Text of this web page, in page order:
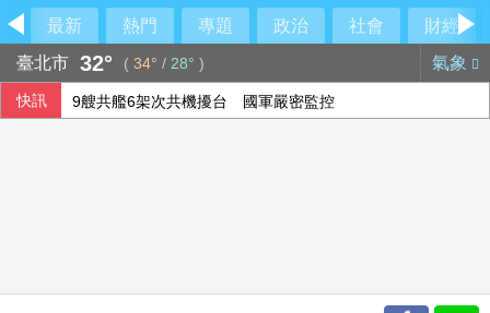
最新 熱門 專題 政治 社會
財經
臺北市 32° ( 34° / 28° ) 氣象
快訊 9艘共艦6架次共機擾台 國軍嚴密監控